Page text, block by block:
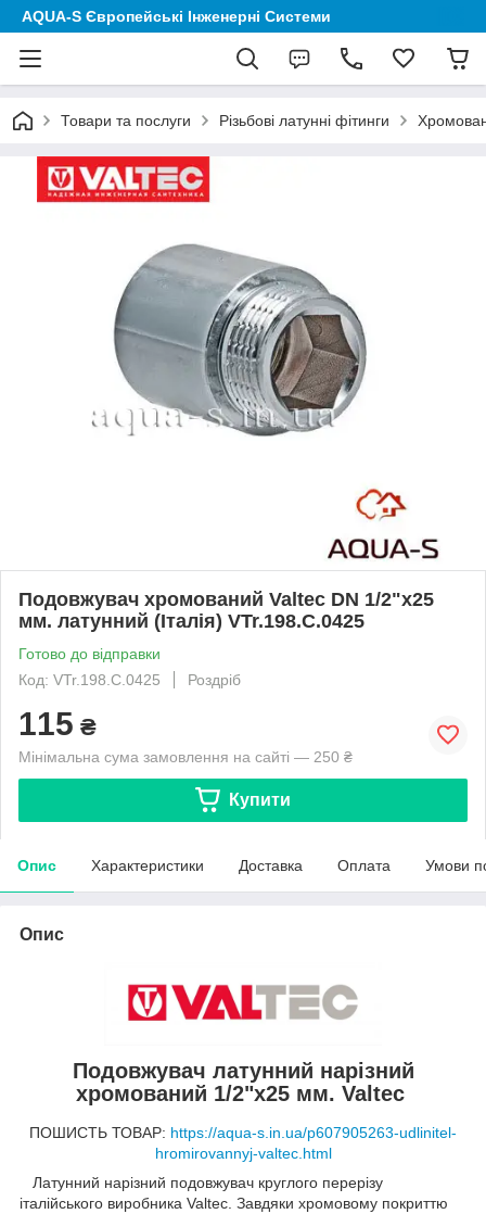
AQUA-S Європейські Інженерні Системи
Товари та послуги Різьбові латунні фітинги
Подовжувач хромований Valtec DN 1/2"x25
мм. латунний (Італія) VTr.198.C.0425
Готово до відправки
Код: VTr.198.C.0425
Роздріб
115 ₴
Мінімальна сума замовлення на сайті — 250 ₴
Купити
Опис Характеристики Доставка Оплата Умови
Опис
Подовжувач латунний нарізний
хромований 1/2"x25 мм. Valtec
ПОШИСТЬ ТОВАР: https://aqua-s.in.ua/p607905263-udlinitel-
hromirovannyj-valtec.html
Латунний нарізний подовжувач круглого перерізу
італійського виробника Valtec. Завдяки хромовому покриттю